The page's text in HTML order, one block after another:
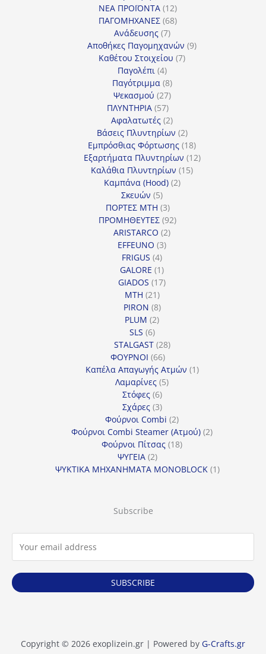
προϊόντα
ΝΕΑ ΠΡΟΪΟΝΤΑ 1212
προϊόντα
ΠΑΓΟΜΗΧΑΝΕΣ 6868
Ανάδευσης 77
προϊόντα
Αποθήκες Παγομηχανών 99
Καθέτου Στοιχείου 77
Παγολέπι 44
προϊόντα
Παγότριμμα 88
προϊόντα
Ψεκασμού 2727
προϊόντα
ΠΛΥΝΤΗΡΙΑ 5757
προϊόντα
Αφαλατωτές 22
προϊόντα
Βάσεις Πλυντηρίων 22
προϊόντα
Εμπρόσθιας Φόρτωσης 1818
προϊόντα
Εξαρτήματα Πλυντηρίων 1212
Καλάθια Πλυντηρίων 1515
Καμπάνα (Hood) 22
Σκευών 55
προϊόντα
ΠΟΡΤΕΣ MTH 33
προϊόντα
ΠΡΟΜΗΘΕΥΤΕΣ 9292
ARISTARCO 22
EFFEUNO 33
FRIGUS 44
προϊόντα
GALORE 11
προϊόν
GIADOS 1717
MTH 2121
προϊόντα
PIRON 88
προϊόντα
PLUM 22
SLS 66
προϊόντα
STALGAST 2828
ΦΟΥΡΝΟΙ 6666
προϊόντα
Καπέλα Απαγωγής Ατμών 11
Λαμαρίνες 55
Στόφες 66
προϊόντα
Σχάρες 33
προϊόντα
Φούρνοι Combi 22
προϊόντα
Φούρνοι Combi Steamer (Ατμού) 22
Φούρνοι Πίτσας 1818
ΨΥΓΕΙΑ 22
προϊόντα
ΨΥΚΤΙΚΑ ΜΗΧΑΝΗΜΑΤΑ MONOBLOCK 11
Subscribe
SUBSCRIBE
Copyright © 2026 exoplizein.gr | Powered by G-Crafts.gr